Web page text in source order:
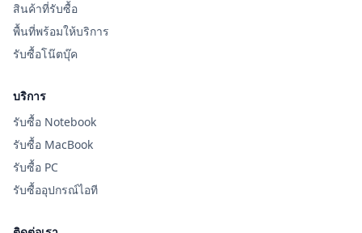
สินค้าที่รับซื้อ
พื้นที่พร้อมให้บริการ
รับซื้อโน๊ตบุ๊ค
บริการ
รับซื้อ Notebook
รับซื้อ MacBook
รับซื้อ PC
รับซื้ออุปกรณ์ไอที